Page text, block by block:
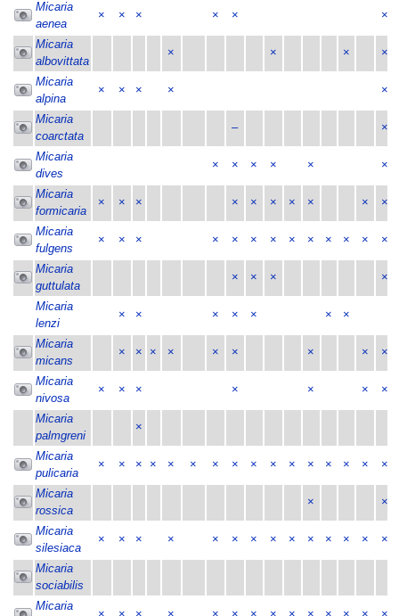
Micaria
aenea
× × × × × ×
Micaria
albovittata
× × × ×
Micaria
alpina
× × × × ×
Micaria
coarctata
– ×
Micaria
dives
× × × × × ×
Micaria
formicaria
× × × × × × × × × ×
Micaria
fulgens
× × × × × × × × × × × × ×
Micaria
guttulata
× × × ×
Micaria
lenzi
× × × × × × ×
Micaria
micans
× × × × × × × × ×
Micaria
nivosa
× × × × × × ×
Micaria
palmgreni
×
Micaria
pulicaria
× × × × × × × × × × × × × × × ×
Micaria
rossica
× ×
Micaria
silesiaca
× × × × × × × × × × × × × ×
Micaria
sociabilis
Micaria